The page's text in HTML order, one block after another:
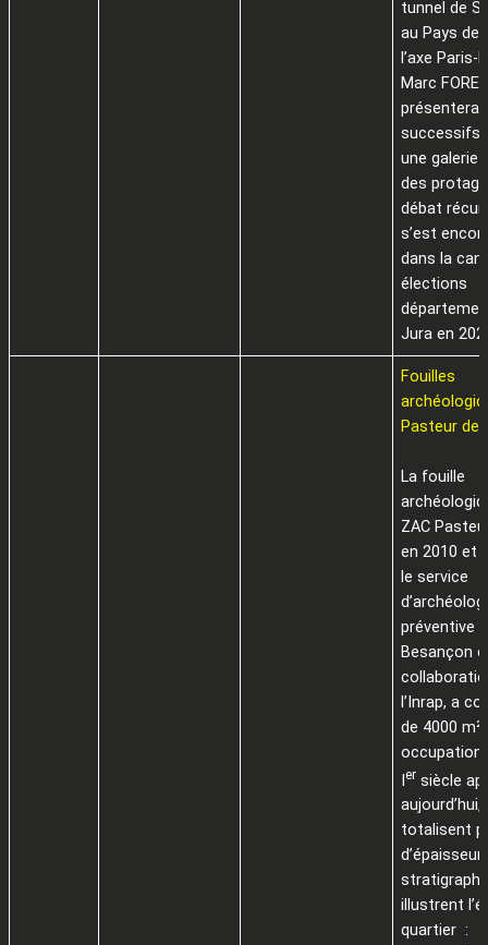
tunnel de
au Pays de
l’axe Paris-
Marc
présentera
successifs,
une galerie
des
débat
s’est
dans la
élections
Jura en
Fouilles
Pasteur de
La fouille
ZAC
en 2010 et
le service
préventive
Besançon
l’Inrap, a
de 4000
Ier siècle
aujourd’hui,
totalisent
d’épaisseur
illustrent
quartier :